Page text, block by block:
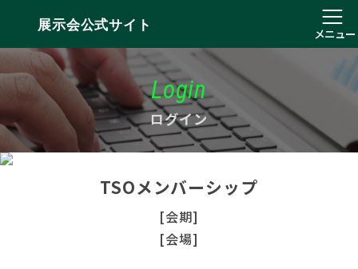
展示会公式サイト
メニュー
Login
ログイン
TSOメンバーシップ
[会期]
[会場]